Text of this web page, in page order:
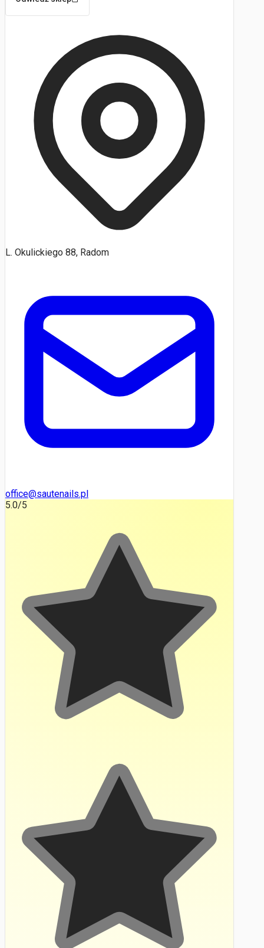
L. Okulickiego 88, Radom
office@sautenails.pl
5.0/5